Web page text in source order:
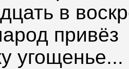
в
привёз
угощенье...